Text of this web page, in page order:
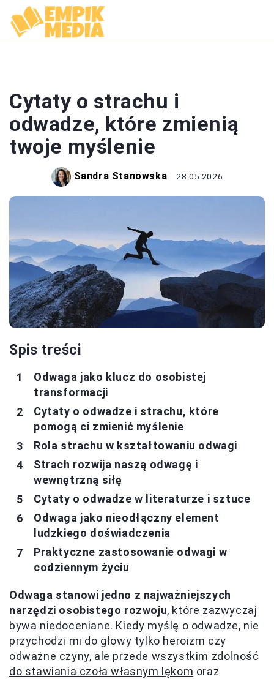
Cytaty o strachu i
odwadze, które zmienią
twoje myślenie
Sandra Stanowska 28.05.2026
Spis treści
Odwaga jako klucz do osobistej
transformacji
Cytaty o odwadze i strachu, które
pomogą ci zmienić myślenie
Rola strachu w kształtowaniu odwagi
Strach rozwija naszą odwagę i
wewnętrzną siłę
Cytaty o odwadze w literaturze i sztuce
Odwaga jako nieodłączny element
ludzkiego doświadczenia
Praktyczne zastosowanie odwagi w
codziennym życiu
Odwaga stanowi jedno z najważniejszych
narzędzi osobistego rozwoju, które zazwyczaj
bywa niedoceniane. Kiedy myślę o odwadze, nie
przychodzi mi do głowy tylko heroizm czy
odważne czyny, ale przede wszystkim zdolność
do stawiania czoła własnym lękom oraz